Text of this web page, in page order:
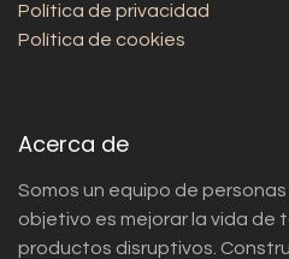
Política de privacidad
Política de cookies
Acerca de
Somos un equipo de
objetivo es mejorar la vida de
productos disruptivos.